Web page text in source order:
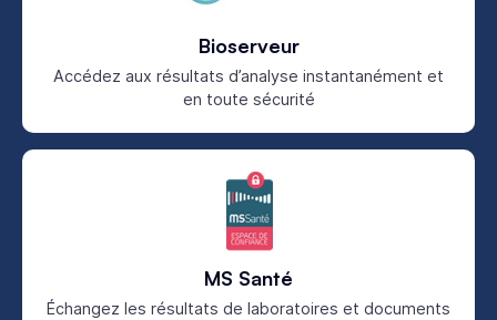
Bioserveur
Accédez aux résultats d’analyse instantanément et
en toute sécurité
MS Santé
Échangez les résultats de laboratoires et documents